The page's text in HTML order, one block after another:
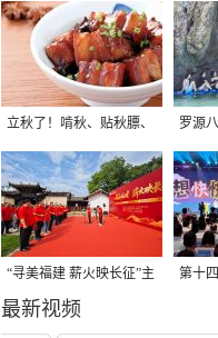
立秋了！啃秋、贴秋膘、
晒秋，福建人这样过才够
味→
罗源
“寻美福建 薪火映长征”主
题活动在龙岩长汀启动
第十
阶段
最新视频